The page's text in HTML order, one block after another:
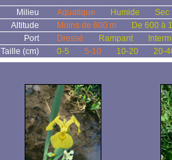
Milieu Aquatique Humide
Sec
Altitude
Moins de 600 m
De 600 à
Port
Dressé Rampant
Taille (cm)
0-5 5-10 10-20 20-